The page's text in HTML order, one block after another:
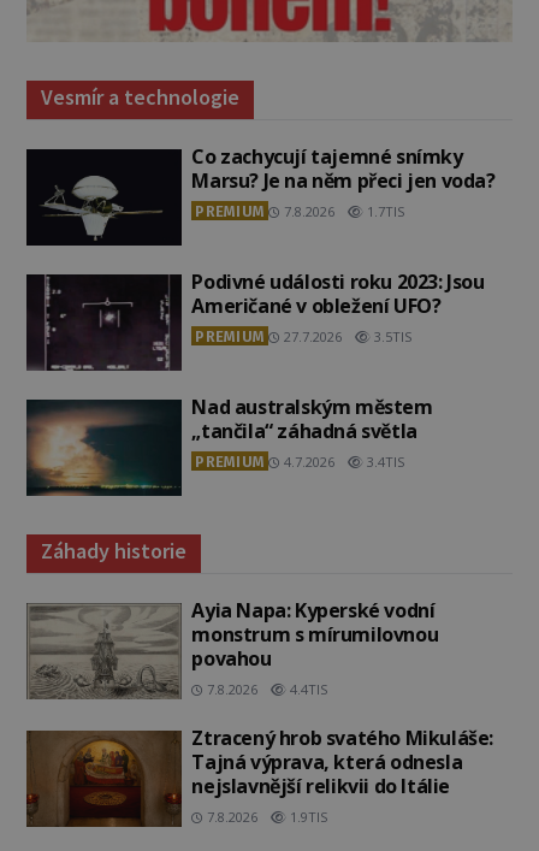
Vesmír a technologie
Co zachycují tajemné snímky
Marsu? Je na něm přeci jen voda?
PREMIUM 7.8.2026 1.7TIS
Podivné události roku 2023: Jsou
Američané v obležení UFO?
PREMIUM 27.7.2026 3.5TIS
Nad australským městem
„tančila“ záhadná světla
PREMIUM 4.7.2026 3.4TIS
Záhady historie
Ayia Napa: Kyperské vodní
monstrum s mírumilovnou
povahou
7.8.2026 4.4TIS
Ztracený hrob svatého Mikuláše:
Tajná výprava, která odnesla
nejslavnější relikvii do Itálie
7.8.2026 1.9TIS